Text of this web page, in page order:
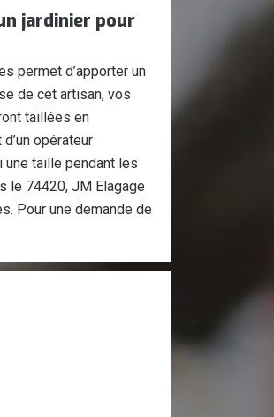
jardinier pour
permet d’apporter un
de cet artisan, vos
taillées en
opérateur
taille pendant les
le 74420, JM Elagage
Pour une demande de